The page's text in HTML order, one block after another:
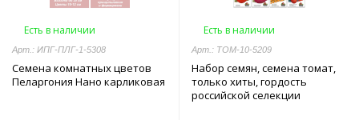
Есть в наличии
Арт.: ИПГ-ПЛГ-1-5308
Семена комнатных цветов
Пеларгония Нано карликовая
Есть в наличии
Арт.: ТОМ-10-5209
Набор семян, семена томат,
только хиты, гордость
российской селекции